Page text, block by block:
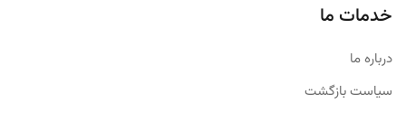
خدمات ما
درباره ما
سیاست بازگشت